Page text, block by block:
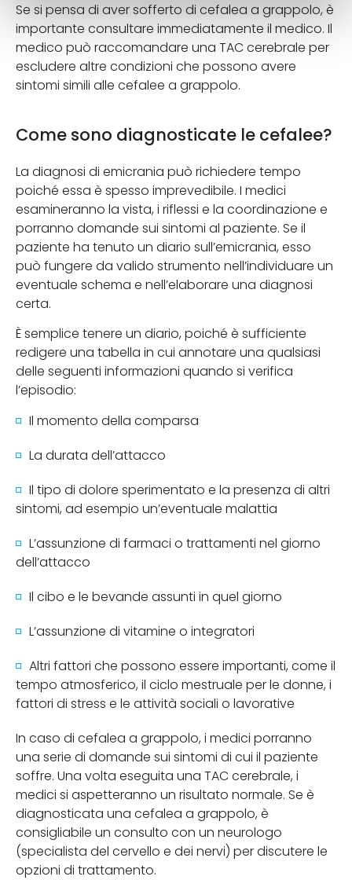
Se si pensa di aver sofferto di cefalea a grappolo, è
importante consultare immediatamente il medico. Il
medico può raccomandare una TAC cerebrale per
escludere altre condizioni che possono avere
sintomi simili alle cefalee a grappolo.
Come sono diagnosticate le cefalee?
La diagnosi di emicrania può richiedere tempo
poiché essa è spesso imprevedibile. I medici
esamineranno la vista, i riflessi e la coordinazione e
porranno domande sui sintomi al paziente. Se il
paziente ha tenuto un diario sull’emicrania, esso
può fungere da valido strumento nell’individuare un
eventuale schema e nell’elaborare una diagnosi
certa.
È semplice tenere un diario, poiché è sufficiente
redigere una tabella in cui annotare una qualsiasi
delle seguenti informazioni quando si verifica
l’episodio:
Il momento della comparsa
La durata dell’attacco
Il tipo di dolore sperimentato e la presenza di altri
sintomi, ad esempio un’eventuale malattia
L’assunzione di farmaci o trattamenti nel giorno
dell’attacco
Il cibo e le bevande assunti in quel giorno
L’assunzione di vitamine o integratori
Altri fattori che possono essere importanti, come il
tempo atmosferico, il ciclo mestruale per le donne, i
fattori di stress e le attività sociali o lavorative
In caso di cefalea a grappolo, i medici porranno
una serie di domande sui sintomi di cui il paziente
soffre. Una volta eseguita una TAC cerebrale, i
medici si aspetteranno un risultato normale. Se è
diagnosticata una cefalea a grappolo, è
consigliabile un consulto con un neurologo
(specialista del cervello e dei nervi) per discutere le
opzioni di trattamento.